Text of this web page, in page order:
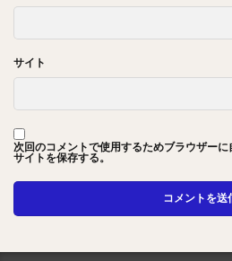
サイト
次回のコメントで使用するためブラウザーに
サイトを保存する。